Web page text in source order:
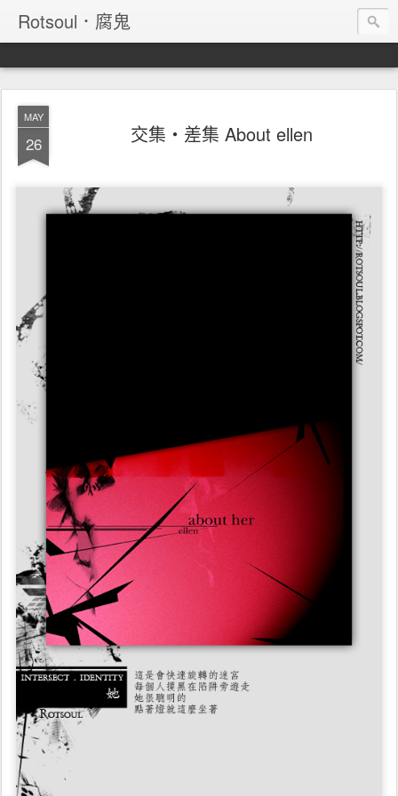
Rotsoul．腐鬼
MAY
26 交集‧差集 About ellen